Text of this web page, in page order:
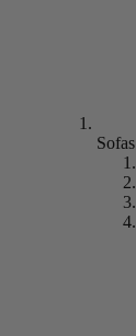
Sofas